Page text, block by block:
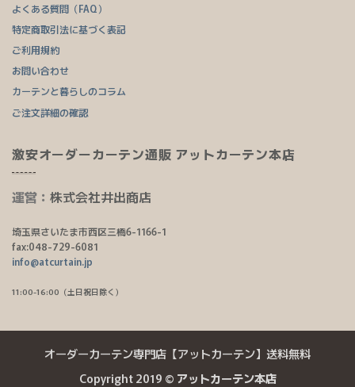
よくある質問（FAQ）
特定商取引法に基づく表記
ご利用規約
お問い合わせ
カーテンと暮らしのコラム
ご注文詳細の確認
激安オーダーカーテン通販 アットカーテン本店
運営： 株式会社井出商店
埼玉県さいたま市西区三橋6-1166-1
fax:048-729-6081
info@atcurtain.jp
11:00-16:00（土日祝日除く）
オーダーカーテン専門店【アットカーテン】送料無料
Copyright 2019 © アットカーテン本店